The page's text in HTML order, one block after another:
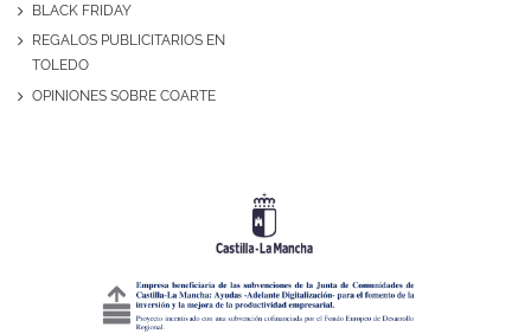
BLACK FRIDAY
REGALOS PUBLICITARIOS EN
TOLEDO
OPINIONES SOBRE COARTE